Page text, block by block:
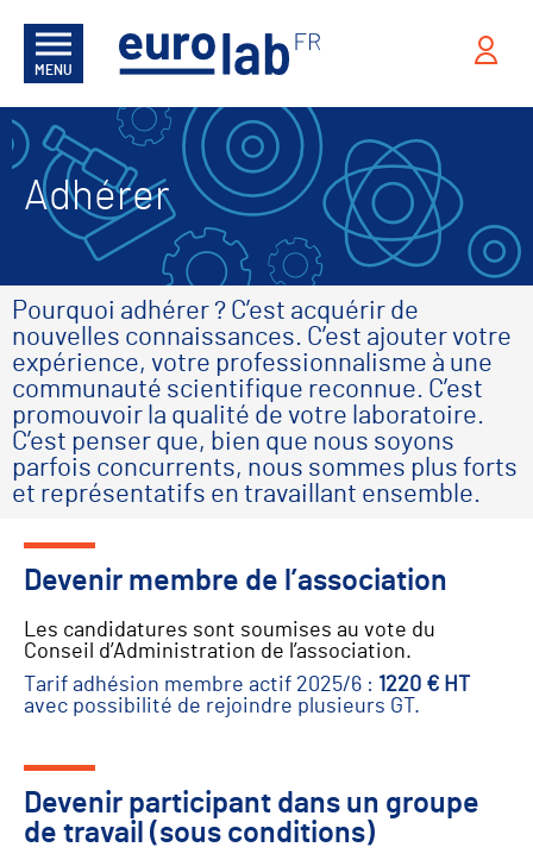
MENU
Adhérer
Pourquoi adhérer ? C’est acquérir de
nouvelles connaissances. C’est ajouter votre
expérience, votre professionnalisme à une
communauté scientifique reconnue. C’est
promouvoir la qualité de votre laboratoire.
C’est penser que, bien que nous soyons
parfois concurrents, nous sommes plus forts
et représentatifs en travaillant ensemble.
Devenir membre de l’association
Les candidatures sont soumises au vote du
Conseil d’Administration de l’association.
Tarif adhésion membre actif 2025/6 : 1220 € HT
avec possibilité de rejoindre plusieurs GT.
Devenir participant dans un groupe
de travail (sous conditions)